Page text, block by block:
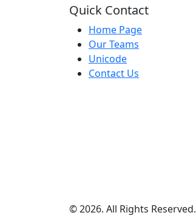
Quick Contact
Home Page
Our Teams
Unicode
Contact Us
© 2026. All Rights Reserved.